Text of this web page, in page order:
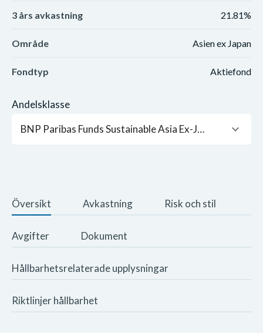
3 års avkastning 21.81%
Område Asien ex Japan
Fondtyp Aktiefond
Andelsklasse
BNP Paribas Funds Sustainable Asia Ex-Japan Equity Classic Capitalisation USD
keyboard_arrow_down
Översikt Avkastning Risk och stil
Avgifter Dokument
Hållbarhetsrelaterade upplysningar
Riktlinjer hållbarhet